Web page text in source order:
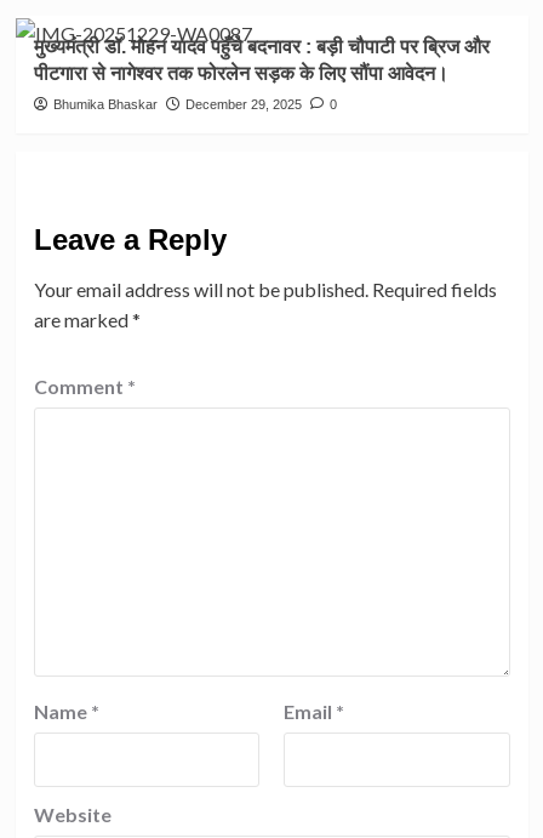
मुख्यमंत्री डॉ. मोहन यादव पहुँचे बदनावर : बड़ी चौपाटी पर ब्रिज और
पीटगारा से नागेश्वर तक फोरलेन सड़क के लिए सौंपा आवेदन।
Bhumika Bhaskar December 29, 2025 0
Leave a Reply
Your email address will not be published. Required fields
are marked*
Comment *
Name * Email *
Website